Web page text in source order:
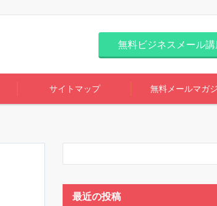
無料ビジネスメール講
サイトマップ 無料メールマガ
最近の投稿